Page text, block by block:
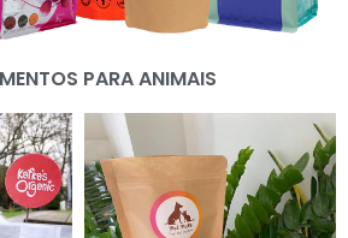
PARA ANIMAIS